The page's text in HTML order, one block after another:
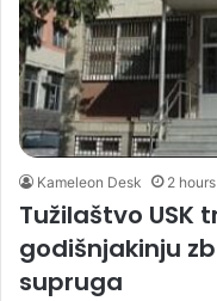
Kameleon Desk 2
Tužilaštvo USK
godišnjakinju
supruga